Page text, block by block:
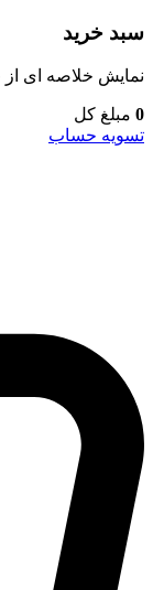
سبد خرید
نمایش خلاصه ای از
0 مبلغ کل
تسویه حساب